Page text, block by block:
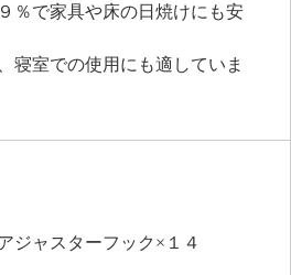
％で家具や床の日焼けにも安
寝室での使用にも適していま
たベース生地に同系色の花柄
きのある表情を実現しまし
ます。
クで丈の調整も可能です。
ジャスターフック×１４